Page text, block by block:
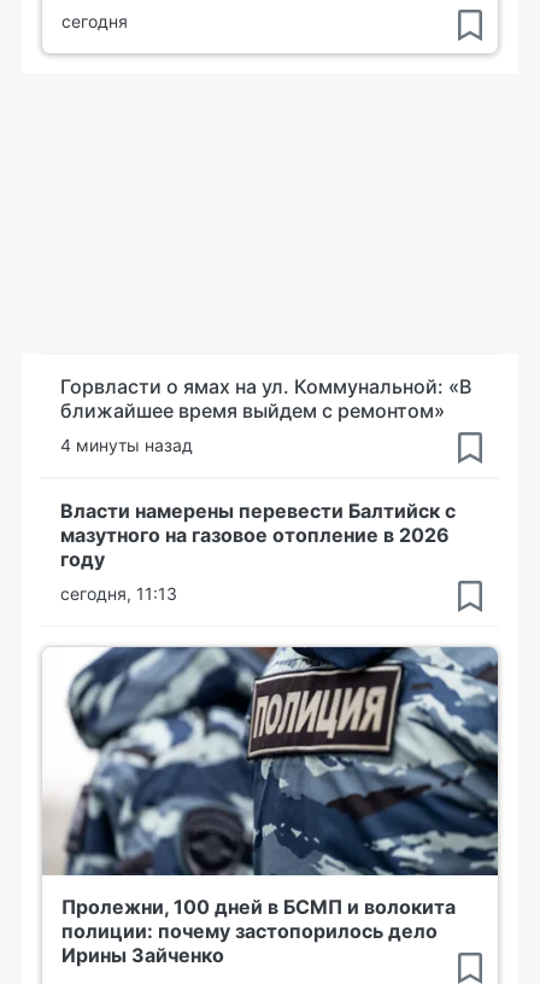
сегодня
Горвласти о ямах на ул. Коммунальной: «В
ближайшее время выйдем с ремонтом»
4 минуты назад
Власти намерены перевести Балтийск с
мазутного на газовое отопление в 2026
году
сегодня, 11:13
Пролежни, 100 дней в БСМП и волокита
полиции: почему застопорилось дело
Ирины Зайченко